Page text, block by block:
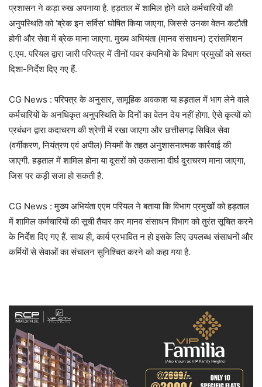
प्रशासन ने कड़ा रुख अपनाया है. हड़ताल में शामिल होने वाले कर्मचारियों की
अनुपस्थिति को ‘ब्रेक इन सर्विस’ घोषित किया जाएगा, जिससे उनका वेतन कटौती
होगी और सेवा में ब्रेक माना जाएगा. मुख्य अभियंता (मानव संसाधन) ट्रांसमिशन
ए.एम. परियल द्वारा जारी परिपत्र में तीनों पावर कंपनियों के विभाग प्रमुखों को सख्त
दिशा-निर्देश दिए गए हैं.
CG News : परिपत्र के अनुसार, सामूहिक अवकाश या हड़ताल में भाग लेने वाले
कर्मचारियों के अनधिकृत अनुपस्थिति के दिनों का वेतन देय नहीं होगा. ऐसे कृत्यों को
प्रबंधन द्वारा कदाचरण की श्रेणी में रखा जाएगा और छत्तीसगढ़ सिविल सेवा
(वर्गीकरण, नियंत्रण एवं अपील) नियमों के तहत अनुशासनात्मक कार्रवाई की
जाएगी. हड़ताल में शामिल होना या दूसरों को उकसाना दीर्घ दुराचरण माना जाएगा,
जिस पर कड़ी सजा हो सकती है.
CG News : मुख्य अभियंता एएम परियल ने बताया कि विभाग प्रमुखों को हड़ताल
में शामिल कर्मचारियों की सूची तैयार कर मानव संसाधन विभाग को तुरंत सूचित करने
के निर्देश दिए गए हैं. साथ ही, कार्य प्रभावित न हो इसके लिए उपलब्ध संसाधनों और
कर्मियों से सेवाओं का संचालन सुनिश्चित करने को कहा गया है.